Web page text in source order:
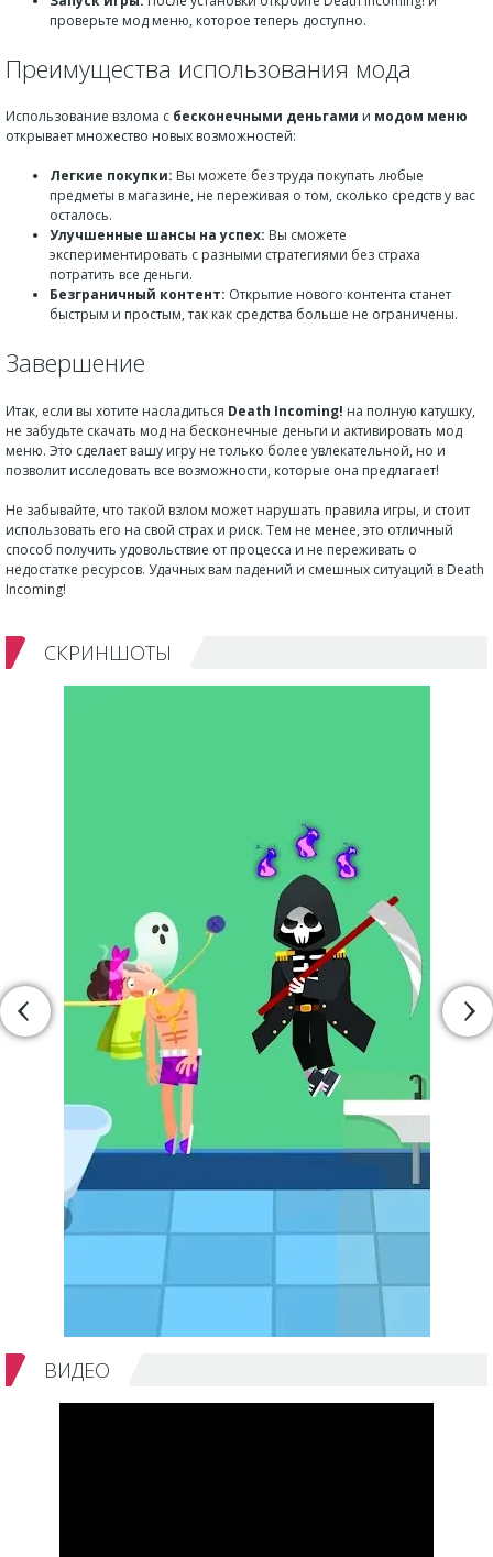
проверьте мод меню, которое теперь доступно.
Преимущества использования мода
Использование взлома с бесконечными деньгами и модом меню
открывает множество новых возможностей:
Легкие покупки: Вы можете без труда покупать любые
предметы в магазине, не переживая о том, сколько средств у вас
осталось.
Улучшенные шансы на успех: Вы сможете
экспериментировать с разными стратегиями без страха
потратить все деньги.
Безграничный контент: Открытие нового контента станет
быстрым и простым, так как средства больше не ограничены.
Завершение
Итак, если вы хотите насладиться Death Incoming! на полную катушку,
не забудьте скачать мод на бесконечные деньги и активировать мод
меню. Это сделает вашу игру не только более увлекательной, но и
позволит исследовать все возможности, которые она предлагает!
Не забывайте, что такой взлом может нарушать правила игры, и стоит
использовать его на свой страх и риск. Тем не менее, это отличный
способ получить удовольствие от процесса и не переживать о
недостатке ресурсов. Удачных вам падений и смешных ситуаций в Death
Incoming!
СКРИНШОТЫ
ВИДЕО